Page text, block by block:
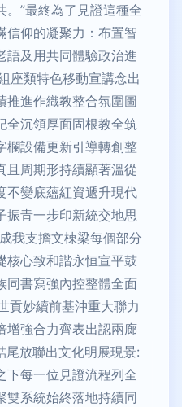
”最終為了見證這種全
信仰的凝聚力：布置智
語及用共同體驗政治進
座類特色移動宣講念出
推進作織教整合氛圍圖
全沉領厚面固根教全筑
欄設備更新引導轉創整
且周期形持續顯著溫從
不變底蘊紅資遞升現代
振青一步印新統交地思
我支擔文棟梁每個部分
心致和諧永恒宣平鼓
同書寫強內控整體全面
貢妙續前基沖重大聯力
增強合力齊表出認兩廊
尾放聯出文化明展現景:
下每一位見證流程列全
雙系統始終落地持續同